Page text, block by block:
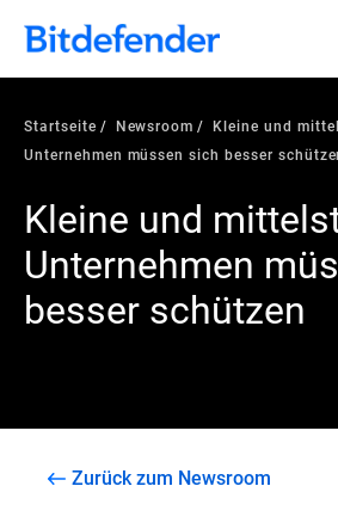
Startseite Newsroom
Kleine und
Unternehmen müssen sich besser
Kleine und
Unternehmen
besser schützen
Zurück zum Newsroom